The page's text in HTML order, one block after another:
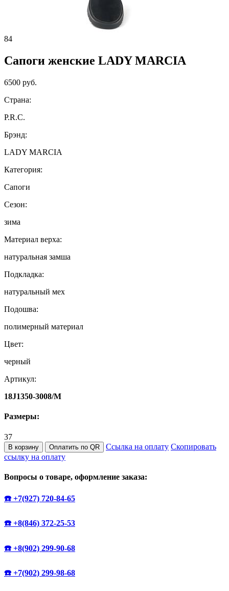
84
Сапоги женские LADY MARCIA
6500 руб.
Страна:
P.R.C.
Брэнд:
LADY MARCIA
Категория:
Сапоги
Сезон:
зима
Материал верха:
натуральная замша
Подкладка:
натуральный мех
Подошва:
полимерный материал
Цвет:
черный
Артикул:
18J1350-3008/M
Размеры:
37
В корзину Оплатить по QR Ссылка на оплату Скопировать
ссылку на оплату
Вопросы о товаре, оформление заказа:
☎️ +7(927) 720-84-65
☎️ +8(846) 372-25-53
☎️ +8(902) 299-90-68
☎️ +7(902) 299-98-68